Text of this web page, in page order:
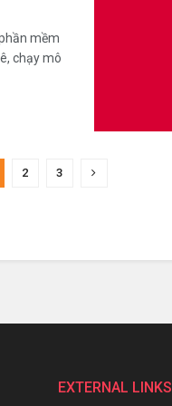
mềm
chạy mô
2 3
EXTERNAL LINKS